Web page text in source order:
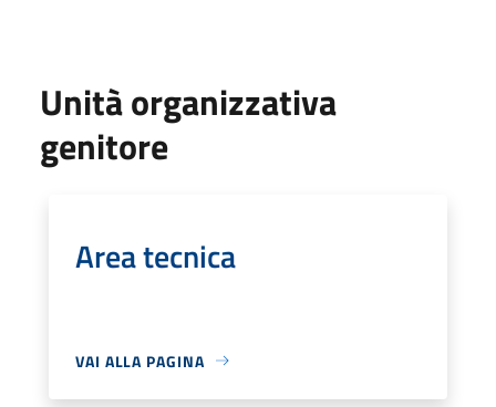
Unità organizzativa
genitore
Area tecnica
VAI ALLA PAGINA